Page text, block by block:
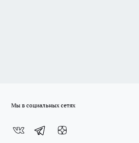
Мы в социальных сетях